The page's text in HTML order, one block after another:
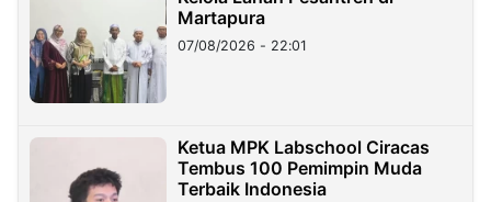
Martapura
07/08/2026 - 22:01
Ketua MPK Labschool Ciracas
Tembus 100 Pemimpin Muda
Terbaik Indonesia